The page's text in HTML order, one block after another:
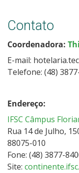
Contato
Coordenadora:
E-mail:
Telefone: (48)
Endereço:
IFSC Câmpus
Rua 14 de Julho,
88075-010
Fone: (48) 3877-
Site: